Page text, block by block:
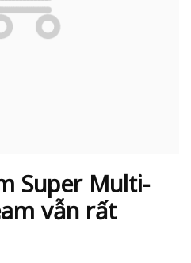
Super Multi-
vẫn rất